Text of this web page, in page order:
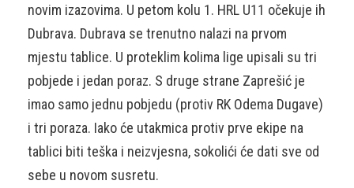
novim izazovima. U petom kolu 1. HRL U11 očekuje ih
Dubrava. Dubrava se trenutno nalazi na prvom
mjestu tablice. U proteklim kolima lige upisali su tri
pobjede i jedan poraz. S druge strane Zaprešić je
imao samo jednu pobjedu (protiv RK Odema Dugave)
i tri poraza. Iako će utakmica protiv prve ekipe na
tablici biti teška i neizvjesna, sokolići će dati sve od
sebe u novom susretu.